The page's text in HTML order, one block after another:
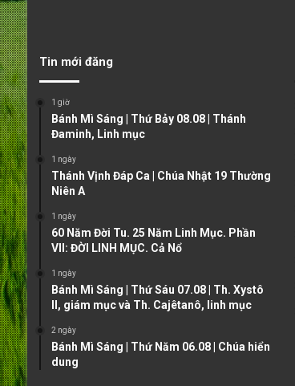
Tin mới đăng
1 giờ
Bánh Mì Sáng | Thứ Bảy 08.08 | Thánh
Đaminh, Linh mục
1 ngày
Thánh Vịnh Đáp Ca | Chúa Nhật 19 Thường
Niên A
1 ngày
60 Năm Đời Tu. 25 Năm Linh Mục. Phần
VII: ĐỜI LINH MỤC. Cả Nổ
1 ngày
Bánh Mì Sáng | Thứ Sáu 07.08 | Th. Xystô
II, giám mục và Th. Cajêtanô, linh mục
2 ngày
Bánh Mì Sáng | Thứ Năm 06.08 | Chúa hiển
dung